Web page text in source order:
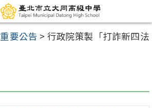
重要公告 > 行政院策製「打詐新四法